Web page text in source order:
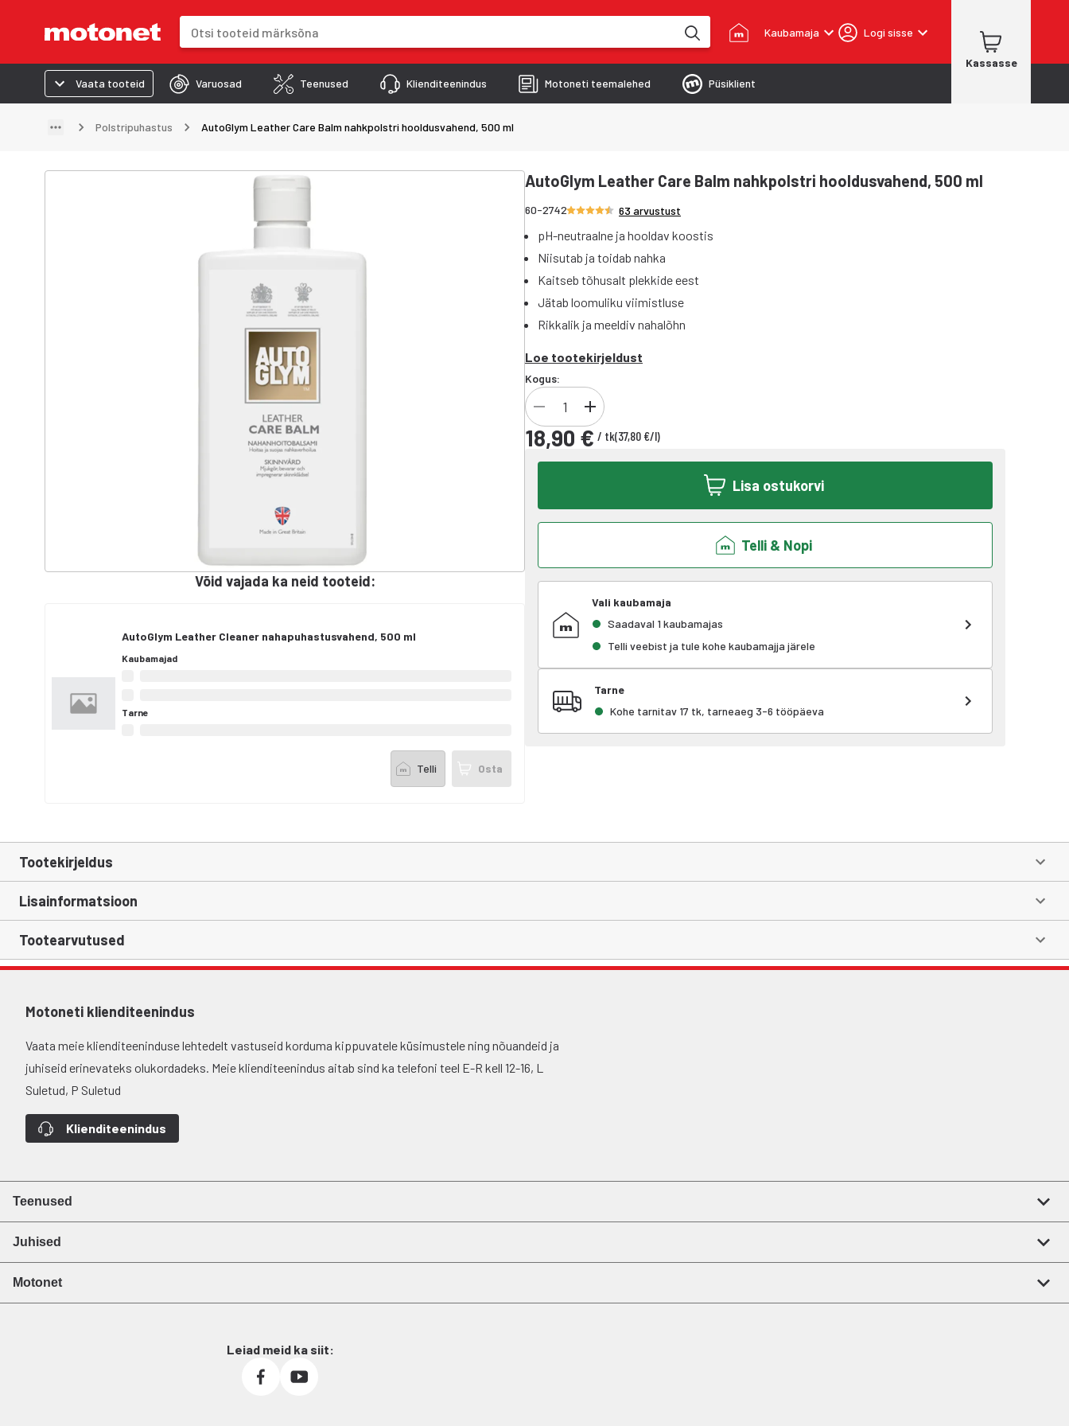
Kaubamaja Logi sisse
Kassasse
Vaata tooteid
Varuosad Teenused Klienditeenindus Motoneti teemalehed Püsiklient
Polstripuhastus AutoGlym Leather Care Balm nahkpolstri hooldusvahend, 500 ml
Võid vajada ka neid tooteid:
AutoGlym Leather Cleaner nahapuhastusvahend, 500 ml
Kaubamajad
Tarne
Telli Osta
AutoGlym Leather Care Balm nahkpolstri hooldusvahend, 500 ml
60-2742Hinnang 4.7/5 tähte
63 arvustust
pH-neutraalne ja hooldav koostis
Niisutab ja toidab nahka
Kaitseb tõhusalt plekkide eest
Jätab loomuliku viimistluse
Rikkalik ja meeldiv nahalõhn
Loe tootekirjeldust
Kogus:
18,90 € / tk(37,80 €/l)
Lisa ostukorvi
Telli & Nopi
Vali kaubamaja
Saadaval 1 kaubamajas
Telli veebist ja tule kohe kaubamajja järele
Tarne
Kohe tarnitav 17 tk, tarneaeg 3-6 tööpäeva
Tootekirjeldus
Lisainformatsioon
Tootearvutused
Motoneti klienditeenindus
Vaata meie klienditeeninduse lehtedelt vastuseid korduma kippuvatele küsimustele ning nõuandeid ja
juhiseid erinevateks olukordadeks. Meie klienditeenindus aitab sind ka telefoni teel E-R kell 12-16, L
Suletud, P Suletud
Klienditeenindus
Teenused
Juhised
Motonet
Leiad meid ka siit: